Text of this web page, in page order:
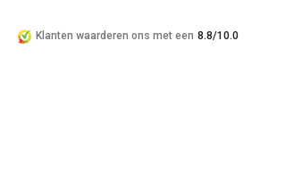
Klanten waarderen ons met een 8.8/10.0